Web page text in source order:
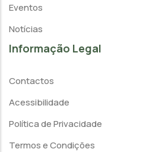
Eventos
Notícias
Informação Legal
Contactos
Acessibilidade
Política de Privacidade
Termos e Condições